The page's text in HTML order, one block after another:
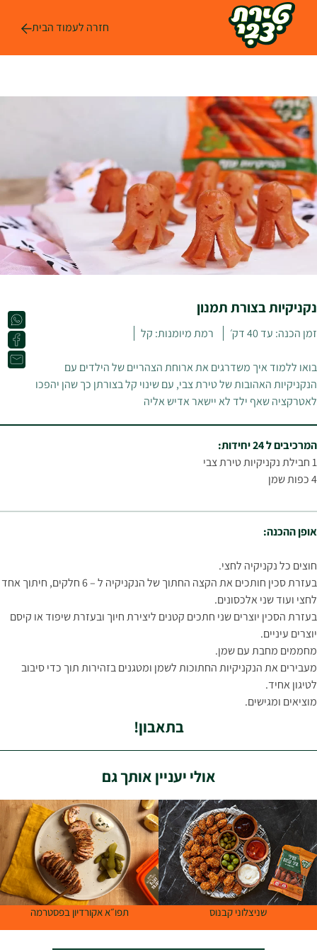
חזרה לעמוד הבית
נקניקיות בצורת תמנון
זמן הכנה: עד 40 דק׳ רמת מיומנות: קל
בואו ללמוד איך משדרגים את ארוחת הצהריים של הילדים עם
הנקניקיות האהובות של טירת צבי, עם שינוי קל בצורתן כך שהן יהפכו
לאטרקציה שאף ילד לא יישאר אדיש אליה
המרכיבים ל 24 יחידות:
1 חבילת נקניקיות טירת צבי
4 כפות שמן
אופן ההכנה:
חוצים כל נקניקיה לחצי.
בעזרת סכין חותכים את הקצה החתוך של הנקניקיה ל – 6 חלקים, חיתוך אחד
לחצי ועוד שני אלכסונים.
בעזרת הסכין יוצרים שני חתכים קטנים ליצירת חיוך ובעזרת שיפוד או קיסם
יוצרים עיניים.
מחממים מחבת עם שמן.
מעבירים את הנקניקיות החתוכות לשמן ומטגנים בזהירות תוך כדי סיבוב
לטיגון אחיד.
מוציאים ומגישים.
בתאבון!
אולי יעניין אותך גם
שניצלוני קבנוס תפו״א אקורדיון בפסטרמה